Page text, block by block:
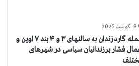
8 آگوست 2026
حمله گارد زندان به سالنهای ۳ و ۴ بند ۷ اوین و
فشار بر زندانیان سیاسی در شهرهای